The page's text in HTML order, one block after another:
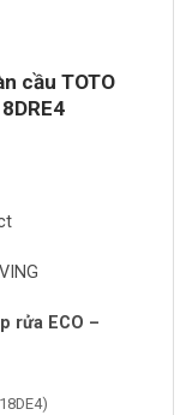
cầu TOTO
rửa ECO –